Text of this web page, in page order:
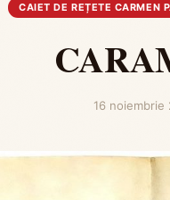
CAIET DE REȚETE CARMEN
16 noiembrie